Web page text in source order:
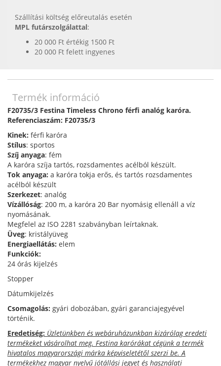
Szállítási költség előreutalás esetén
MPL futárszolgálattal:
20 000 Ft értékig 1500 Ft
20 000 Ft felett ingyenes
Termék információ
F20735/3 Festina Timeless Chrono férfi analóg karóra.
Referenciaszám: F20735/3
Kinek: férfi karóra
Stílus: sportos
Szíj anyaga: fém
A karóra szíja tartós, rozsdamentes acélból készült.
Tok anyaga: a karóra tokja erős, és tartós rozsdamentes
acélból készült
Szerkezet: analóg
Vízállóság: 200 m, a karóra 20 Bar nyomásig ellenáll a víz
nyomásának.
Megfelel az ISO 2281 szabványban leírtaknak.
Üveg: kristályüveg
Energiaellátás: elem
Funkciók:
24 órás kijelzés
Stopper
Dátumkijelzés
Csomagolás: gyári dobozában, gyári garanciajegyével
történik.
Eredetiség: Üzletünkben és webáruházunkban kizárólag eredeti
termékeket vásárolhat meg. Festina karórákat cégünk a termék
hivatalos magyarországi márka képviseletétől szerzi be. A
termékekhez magyar nyelvű jótállási jegyet és használati